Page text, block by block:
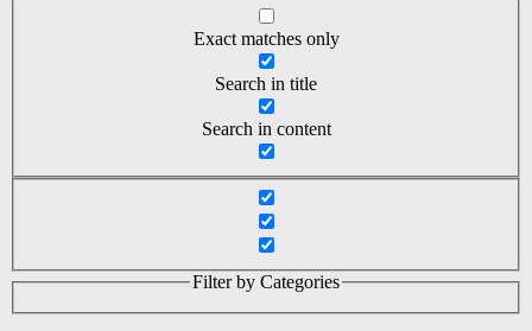
Exact matches only
Search in title
Search in content
Filter by Categories